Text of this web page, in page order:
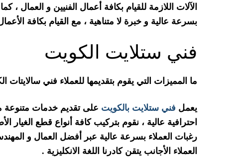
الآلات اللازمة للقيام بكافة أعمال الفنيين و العمال
بسرعة عالية و خبرة لا متناهية ، مع القيام بكافة
فني ستلايت الكويت
ما المميزات التي يقوم بتقديمها للعملاء فني سالايتات
يعمل فني ستلايت بالكويت على تقديم خدمات متنوعة
احترافية عالية ، نقوم بتركيب كافة أنواع قطع الغيار
رغبات العملاء بسرعة عالية عبر أفضل العمال و
العملاء الأجانب يتقن كادرنا اللغة الانكليزية .